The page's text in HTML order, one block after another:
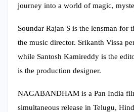
journey into a world of magic,
Soundar Rajan S is the lensman for
the music director. Srikanth Vissa
while Santosh Kamireddy is the
is the production designer.
NAGABANDHAM is a Pan India
simultaneous release in Telugu,